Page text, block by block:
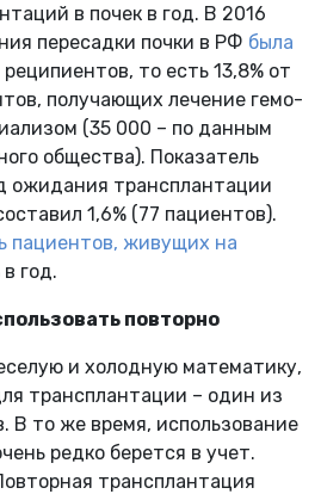
в почек в год. В 2016
пересадки почки в РФ была
то есть 13,8% от
получающих лечение гемо-
(35 000 – по данным
общества). Показатель
ожидания трансплантации
1,6% (77 пациентов).
пациентов, живущих на
год.
повторно
и холодную математику,
трансплантации – один из
В то же время, использование
редко берется в учет.
трансплантация